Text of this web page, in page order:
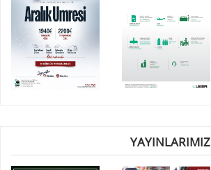
YAYINLARIMIZ